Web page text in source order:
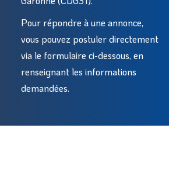
Pour répondre à une annonce,
vous pouvez postuler directement
via le formulaire ci-dessous, en
renseignant les informations
demandées.